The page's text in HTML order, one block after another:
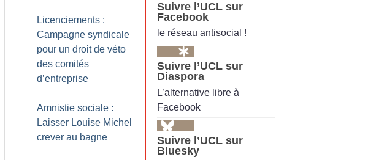
Licenciements :
Campagne syndicale
pour un droit de véto
des comités
d’entreprise
Amnistie sociale :
Laisser Louise Michel
crever au bagne
Suivre l’UCL sur
Facebook
le réseau antisocial !
Suivre l’UCL sur
Diaspora
L’alternative libre à
Facebook
Suivre l’UCL sur
Bluesky